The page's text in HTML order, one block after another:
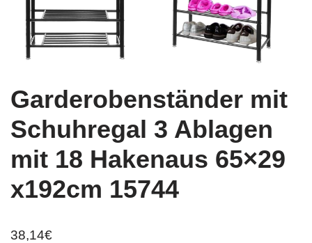
Garderobenständer mit
Schuhregal 3 Ablagen
mit 18 Hakenaus 65×29
x192cm 15744
38,14€